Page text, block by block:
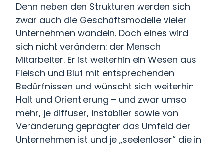
Denn neben den Strukturen werden sich
zwar auch die Geschäftsmodelle vieler
Unternehmen wandeln. Doch eines wird
sich nicht verändern: der Mensch
Mitarbeiter. Er ist weiterhin ein Wesen aus
Fleisch und Blut mit entsprechenden
Bedürfnissen und wünscht sich weiterhin
Halt und Orientierung – und zwar umso
mehr, je diffuser, instabiler sowie von
Veränderung geprägter das Umfeld der
Unternehmen ist und je „seelenloser“ die in